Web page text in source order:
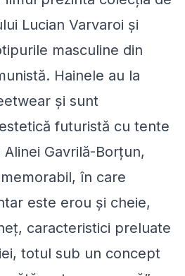
Lucian Varvaroi și
masculine din
Hainele au la
și sunt
futuristă cu tente
Gavrilă-Borțun,
în care
este erou și cheie,
caracteristici preluate
totul sub un concept